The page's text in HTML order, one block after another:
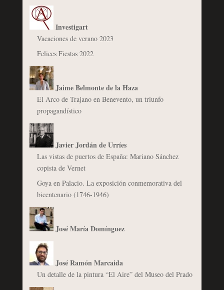
Investigart
Vacaciones de verano 2023
Felices Fiestas 2022
Jaime Belmonte de la Haza
El Arco de Trajano en Benevento, un triunfo
propagandístico
Javier Jordán de Urríes
Las vistas de puertos de España: Mariano Sánchez
copista de Vernet
Goya en Palacio. La exposición conmemorativa del
bicentenario (1746-1946)
José María Domínguez
José Ramón Marcaida
Un detalle de la pintura “El Aire” del Museo del Prado